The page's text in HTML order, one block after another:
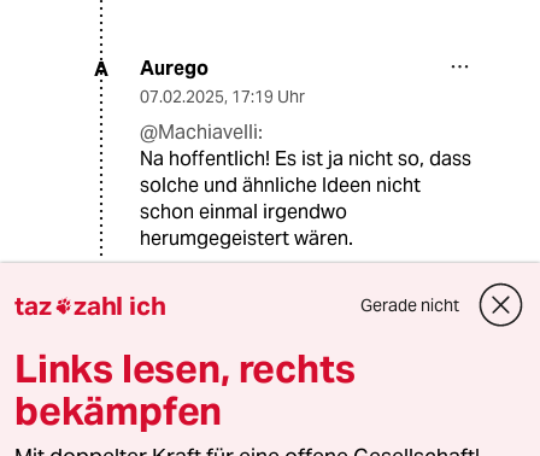
A Aurego
07.02.2025, 17:19 Uhr
@Machiavelli:
Na hoffentlich! Es ist ja nicht so, dass
solche und ähnliche Ideen nicht
schon einmal irgendwo
herumgegeistert wären.
05.02.2025,14:38 Uhr
Kodex für „Gute Arbeit“ entstehen, der
„insbesondere auch auf die Verbesserung der
Karriereperspektiven für den akademischen
taz zahl ich Gerade nicht
Links lesen, rechts
bekämpfen